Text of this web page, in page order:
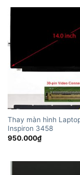
Thay màn hình
Inspiron 3458
950.000₫